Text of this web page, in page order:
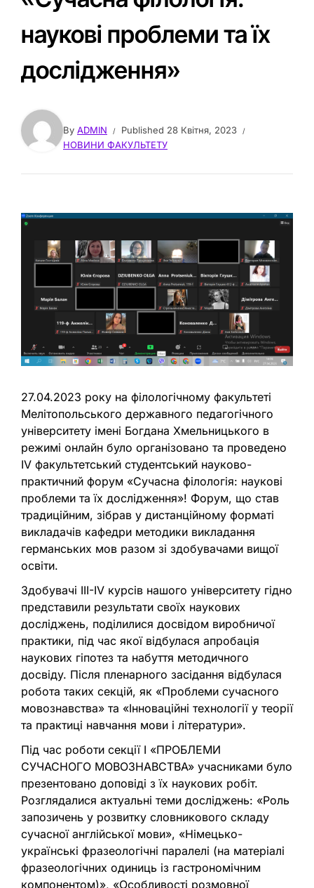
наукові проблеми та їх
дослідження»
By ADMIN Published 28 Квітня, 2023
НОВИНИ ФАКУЛЬТЕТУ
27.04.2023 року на філологічному факультеті
Мелітопольського державного педагогічного
університету імені Богдана Хмельницького в
режимі онлайн було організовано та проведено
ІV факультетський студентський науково-
практичний форум «Сучасна філологія: наукові
проблеми та їх дослідження»! Форум, що став
традиційним, зібрав у дистанційному форматі
викладачів кафедри методики викладання
германських мов разом зі здобувачами вищої
освіти.
Здобувачі ІІІ-IV курсів нашого університету гідно
представили результати своїх наукових
досліджень, поділилися досвідом виробничої
практики, під час якої відбулася апробація
наукових гіпотез та набуття методичного
досвіду. Після пленарного засідання відбулася
робота таких секцій, як «Проблеми сучасного
мовознавства» та «Інноваційні технології у теорії
та практиці навчання мови і літератури».
Під час роботи секції І «ПРОБЛЕМИ
СУЧАСНОГО МОВОЗНАВСТВА» учасниками було
презентовано доповіді з їх наукових робіт.
Розглядалися актуальні теми досліджень: «Роль
запозичень у розвитку словникового складу
сучасної англійської мови», «Німецько-
українські фразеологічні паралелі (на матеріалі
фразеологічних одиниць із гастрономічним
компонентом)», «Особливості розмовної